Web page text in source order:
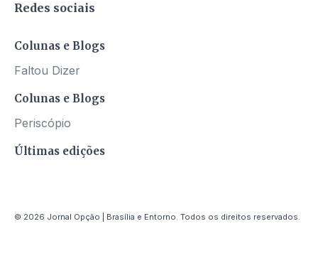
Redes sociais
Colunas e Blogs
Faltou Dizer
Colunas e Blogs
Periscópio
Últimas edições
© 2026 Jornal Opção | Brasília e Entorno. Todos os direitos reservados.